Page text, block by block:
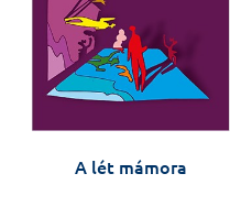
A lét mámora